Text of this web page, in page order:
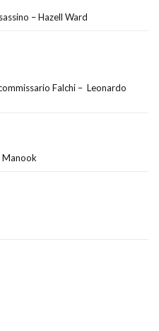
– Hazell Ward
Falchi – Leonardo
Manook